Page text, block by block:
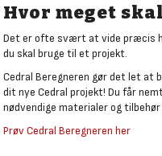
Hvor meget
Det er ofte svært at vide præcis
du skal bruge til et projekt.
Cedral Beregneren gør det let at
dit nye Cedral projekt! Du får
nødvendige materialer og
Prøv Cedral Beregneren her